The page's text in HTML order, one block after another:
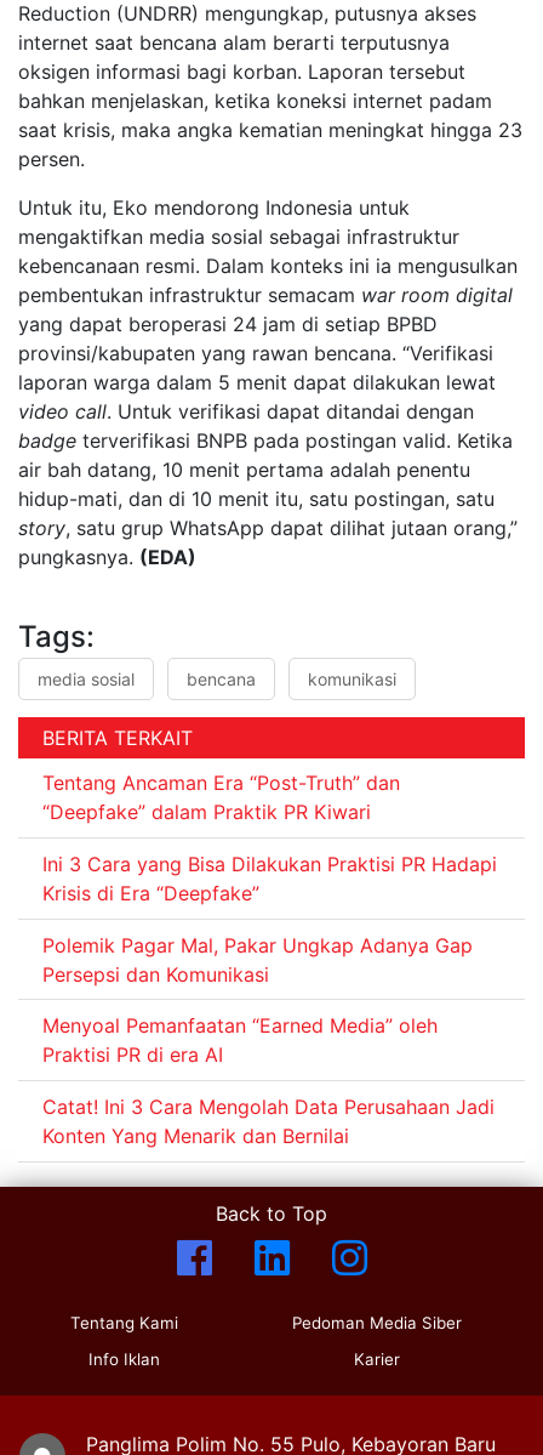
Reduction (UNDRR) mengungkap, putusnya akses
internet saat bencana alam berarti terputusnya
oksigen informasi bagi korban. Laporan tersebut
bahkan menjelaskan, ketika koneksi internet padam
saat krisis, maka angka kematian meningkat hingga 23
persen.
Untuk itu, Eko mendorong Indonesia untuk
mengaktifkan media sosial sebagai infrastruktur
kebencanaan resmi. Dalam konteks ini ia mengusulkan
pembentukan infrastruktur semacam war room digital
yang dapat beroperasi 24 jam di setiap BPBD
provinsi/kabupaten yang rawan bencana. “Verifikasi
laporan warga dalam 5 menit dapat dilakukan lewat
video call. Untuk verifikasi dapat ditandai dengan
badge terverifikasi BNPB pada postingan valid. Ketika
air bah datang, 10 menit pertama adalah penentu
hidup-mati, dan di 10 menit itu, satu postingan, satu
story, satu grup WhatsApp dapat dilihat jutaan orang,”
pungkasnya. (EDA)
Tags:
media sosial bencana komunikasi
BERITA TERKAIT
Tentang Ancaman Era “Post-Truth” dan
“Deepfake” dalam Praktik PR Kiwari
Ini 3 Cara yang Bisa Dilakukan Praktisi PR Hadapi
Krisis di Era “Deepfake”
Polemik Pagar Mal, Pakar Ungkap Adanya Gap
Persepsi dan Komunikasi
Menyoal Pemanfaatan “Earned Media” oleh
Praktisi PR di era AI
Catat! Ini 3 Cara Mengolah Data Perusahaan Jadi
Konten Yang Menarik dan Bernilai
Back to Top
Tentang Kami
Info Iklan
Pedoman Media Siber
Karier
Panglima Polim No. 55 Pulo, Kebayoran Baru